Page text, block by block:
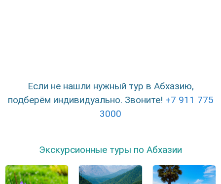
Если не нашли нужный тур в Абхазию,
подберём индивидуально. Звоните! +7 911 775
3000
Экскурсионные туры по Абхазии